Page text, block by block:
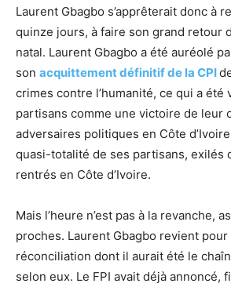
Laurent Gbagbo s’apprêterait donc à
quinze jours, à faire son grand retour
natal. Laurent Gbagbo a été auréolé
son acquittement définitif de la CPI
crimes contre l’humanité, ce qui a été
partisans comme une victoire de leur
adversaires politiques en Côte d’Ivoire
quasi-totalité de ses partisans, exilés
rentrés en Côte d’Ivoire.
Mais l’heure n’est pas à la revanche,
proches. Laurent Gbagbo revient
réconciliation dont il aurait été le
selon eux. Le FPI avait déjà annoncé,